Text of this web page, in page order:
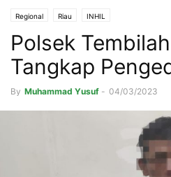
Regional Riau INHIL
Polsek
Tangkap
By Muhammad Yusuf - 04/03/2023